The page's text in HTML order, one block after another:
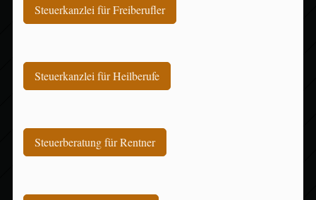
Steuerkanzlei für Freiberufler
Steuerkanzlei für Heilberufe
Steuerberatung für Rentner